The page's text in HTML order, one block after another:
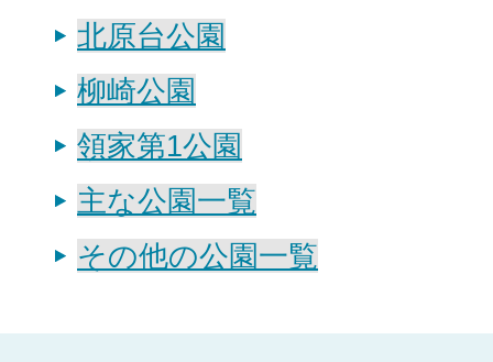
北原台公園
柳崎公園
領家第1公園
主な公園一覧
その他の公園一覧